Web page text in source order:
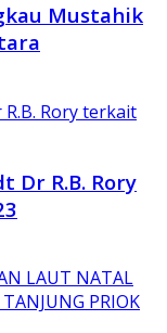
Mustahik
Dr R.B. Rory